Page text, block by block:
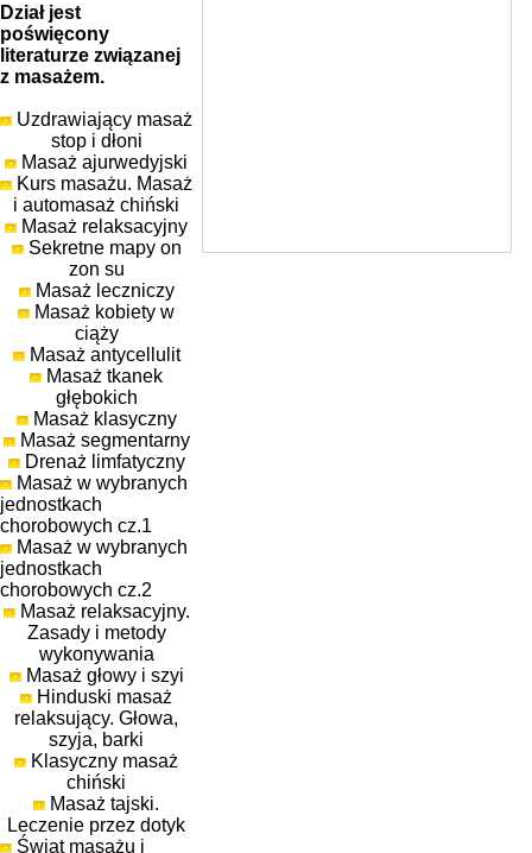
Dział jest
poświęcony
literaturze związanej
z masażem.
Uzdrawiający masaż
stop i dłoni
Masaż ajurwedyjski
Kurs masażu. Masaż
i automasaż chiński
Masaż relaksacyjny
Sekretne mapy on
zon su
Masaż leczniczy
Masaż kobiety w
ciąży
Masaż antycellulit
Masaż tkanek
głębokich
Masaż klasyczny
Masaż segmentarny
Drenaż limfatyczny
Masaż w wybranych
jednostkach
chorobowych cz.1
Masaż w wybranych
jednostkach
chorobowych cz.2
Masaż relaksacyjny.
Zasady i metody
wykonywania
Masaż głowy i szyi
Hinduski masaż
relaksujący. Głowa,
szyja, barki
Klasyczny masaż
chiński
Masaż tajski.
Leczenie przez dotyk
Świat masażu i